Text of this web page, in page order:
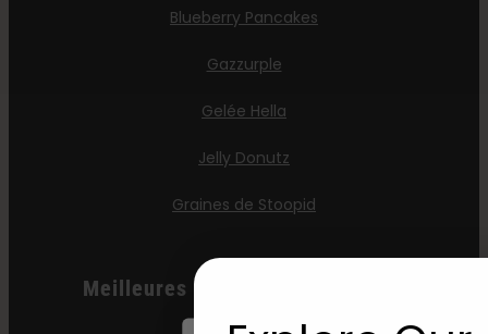
Blueberry Pancakes
Gazzurple
Gelée Hella
Jelly Donutz
Graines de Stoopid
Meilleures Ventes D'automobiles